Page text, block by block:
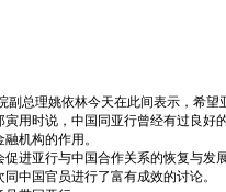
总理姚依林今天在此间表示，希
用时说，中国同亚行曾经有过良好的
机构的作用。
进亚行与中国合作关系的恢复与发展
中国官员进行了富有成效的讨论。